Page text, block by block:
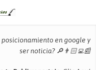
en google y
ser noticia? 🔎👨🏻‍💻📰